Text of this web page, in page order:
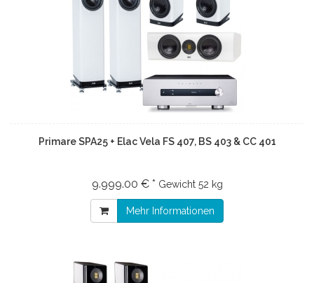
Primare SPA25 + Elac Vela FS 407, BS 403 & CC 401
9.999.00 € * Gewicht 52 kg
Mehr Informationen